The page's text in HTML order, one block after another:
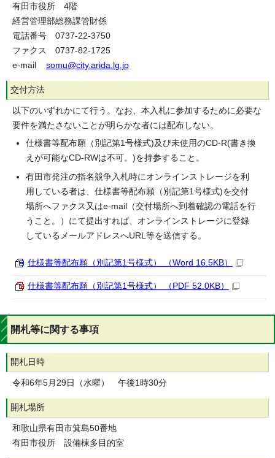
有田市役所 4階
経営管理部総務課管財係
電話番号 0737-22-3750
ファクス 0737-82-1725
e-mail somu@city.arida.lg.jp
交付方法
以下のいずれかにて行う。なお、本入札に参加するために必要な
要件を満たさないことが明らかな者には配布しない。
仕様書等配布願（別記第1号様式)及び未使用のCD-R(書き換
えが可能なCD-RWは不可。)を持参すること。
有田市発注の指名競争入札時にオンラインストレージを利
用している者は、仕様書等配布願（別記第1号様式)を交付
場所へファクス又はe-mail（交付場所へ到着確認の電話を行
うこと。）にて提出すれば、オンラインストレージに登録
しているメールアドレスへURL等を送信する。
仕様書等配布願（別記第1号様式） （Word 16.5KB）
仕様書等配布願（別記第1号様式） （PDF 52.0KB）
開札等に関する事項
開札日時
令和6年5月29日（水曜） 午後1時30分
開札場所
和歌山県有田市箕島50番地
有田市役所 設備棟多目的室